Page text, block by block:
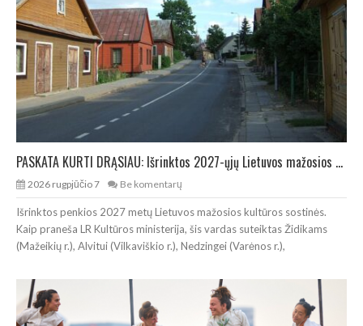
PASKATA KURTI DRĄSIAU: Išrinktos 2027-ųjų Lietuvos mažosios kultūros sostinės
2026 rugpjūčio 7 Be komentarų
Išrinktos penkios 2027 metų Lietuvos mažosios kultūros sostinės.
Kaip praneša LR Kultūros ministerija, šis vardas suteiktas Židikams
(Mažeikių r.), Alvitui (Vilkaviškio r.), Nedzingei (Varėnos r.),